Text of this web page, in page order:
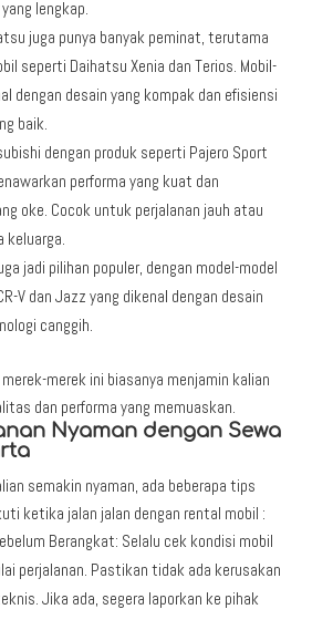
lengkap.
juga punya banyak peminat, terutama
seperti Daihatsu Xenia dan Terios. Mobil-
dengan desain yang kompak dan efisiensi
baik.
dengan produk seperti Pajero Sport
performa yang kuat dan
oke. Cocok untuk perjalanan jauh atau
keluarga.
jadi pilihan populer, dengan model-model
V dan Jazz yang dikenal dengan desain
canggih.
merek ini biasanya menjamin kalian
dan performa yang memuaskan.
Nyaman dengan Sewa
semakin nyaman, ada beberapa tips
ketika jalan jalan dengan rental mobil :
Berangkat: Selalu cek kondisi mobil
perjalanan. Pastikan tidak ada kerusakan
Jika ada, segera laporkan ke pihak